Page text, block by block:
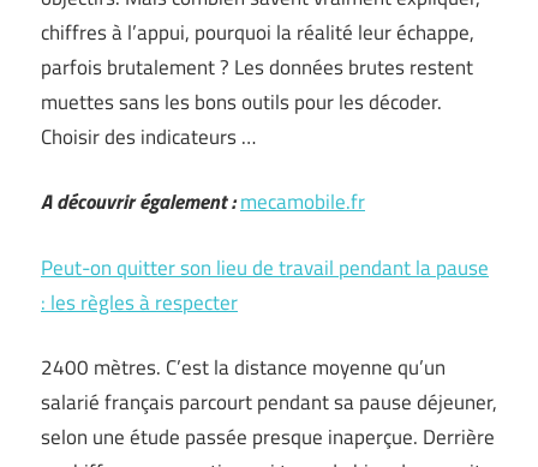
chiffres à l’appui, pourquoi la réalité leur échappe,
parfois brutalement ? Les données brutes restent
muettes sans les bons outils pour les décoder.
Choisir des indicateurs …
A découvrir également :mecamobile.fr
Peut-on quitter son lieu de travail pendant la pause
: les règles à respecter
2400 mètres. C’est la distance moyenne qu’un
salarié français parcourt pendant sa pause déjeuner,
selon une étude passée presque inaperçue. Derrière